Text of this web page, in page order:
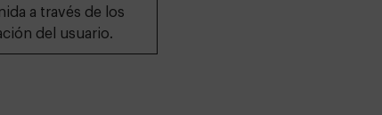
a través de los
del usuario.